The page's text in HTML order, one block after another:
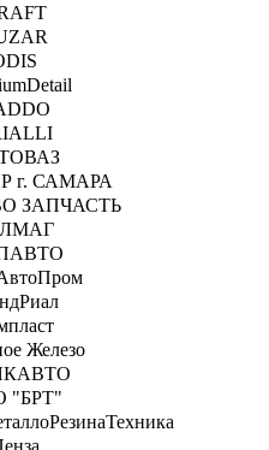
г. САМАРА
ЗАПЧАСТЬ
Железо
"БРТ"